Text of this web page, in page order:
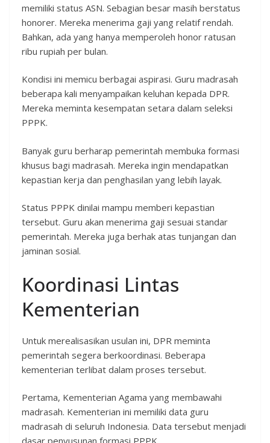
memiliki status ASN. Sebagian besar masih berstatus
honorer. Mereka menerima gaji yang relatif rendah.
Bahkan, ada yang hanya memperoleh honor ratusan
ribu rupiah per bulan.
Kondisi ini memicu berbagai aspirasi. Guru madrasah
beberapa kali menyampaikan keluhan kepada DPR.
Mereka meminta kesempatan setara dalam seleksi
PPPK.
Banyak guru berharap pemerintah membuka formasi
khusus bagi madrasah. Mereka ingin mendapatkan
kepastian kerja dan penghasilan yang lebih layak.
Status PPPK dinilai mampu memberi kepastian
tersebut. Guru akan menerima gaji sesuai standar
pemerintah. Mereka juga berhak atas tunjangan dan
jaminan sosial.
Koordinasi Lintas
Kementerian
Untuk merealisasikan usulan ini, DPR meminta
pemerintah segera berkoordinasi. Beberapa
kementerian terlibat dalam proses tersebut.
Pertama, Kementerian Agama yang membawahi
madrasah. Kementerian ini memiliki data guru
madrasah di seluruh Indonesia. Data tersebut menjadi